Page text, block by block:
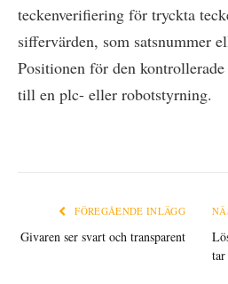
teckenverifiering för tryckta
siffervärden, som satsnummer
Positionen för den
till en plc- eller robotstyrning.
FÖREGÅENDE INLÄGG
Givaren ser svart och transparent